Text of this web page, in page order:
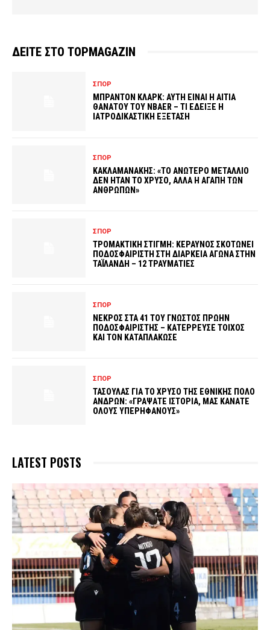
ΔΕΙΤΕ ΣΤΟ TOPMAGAZIN
ΣΠΟΡ
ΜΠΡΑΝΤΟΝ ΚΛΑΡΚ: ΑΥΤΗ ΕΙΝΑΙ Η ΑΙΤΙΑ
ΘΑΝΑΤΟΥ ΤΟΥ NBAER – ΤΙ ΕΔΕΙΞΕ Η
ΙΑΤΡΟΔΙΚΑΣΤΙΚΗ ΕΞΕΤΑΣΗ
ΣΠΟΡ
ΚΑΚΛΑΜΑΝΑΚΗΣ: «ΤΟ ΑΝΩΤΕΡΟ ΜΕΤΑΛΛΙΟ
ΔΕΝ ΗΤΑΝ ΤΟ ΧΡΥΣΟ, ΑΛΛΑ Η ΑΓΑΠΗ ΤΩΝ
ΑΝΘΡΩΠΩΝ»
ΣΠΟΡ
ΤΡΟΜΑΚΤΙΚΗ ΣΤΙΓΜΗ: ΚΕΡΑΥΝΟΣ ΣΚΟΤΩΝΕΙ
ΠΟΔΟΣΦΑΙΡΙΣΤΗ ΣΤΗ ΔΙΑΡΚΕΙΑ ΑΓΩΝΑ ΣΤΗΝ
ΤΑΪΛΑΝΔΗ – 12 ΤΡΑΥΜΑΤΙΕΣ
ΣΠΟΡ
ΝΕΚΡΟΣ ΣΤΑ 41 ΤΟΥ ΓΝΩΣΤΟΣ ΠΡΩΗΝ
ΠΟΔΟΣΦΑΙΡΙΣΤΗΣ – ΚΑΤΕΡΡΕΥΣΕ ΤΟΙΧΟΣ
ΚΑΙ ΤΟΝ ΚΑΤΑΠΛΑΚΩΣΕ
ΣΠΟΡ
ΤΑΣΟΥΛΑΣ ΓΙΑ ΤΟ ΧΡΥΣΟ ΤΗΣ ΕΘΝΙΚΗΣ ΠΟΛΟ
ΑΝΔΡΩΝ: «ΓΡΑΨΑΤΕ ΙΣΤΟΡΙΑ, ΜΑΣ ΚΑΝΑΤΕ
ΟΛΟΥΣ ΥΠΕΡΗΦΑΝΟΥΣ»
LATEST POSTS